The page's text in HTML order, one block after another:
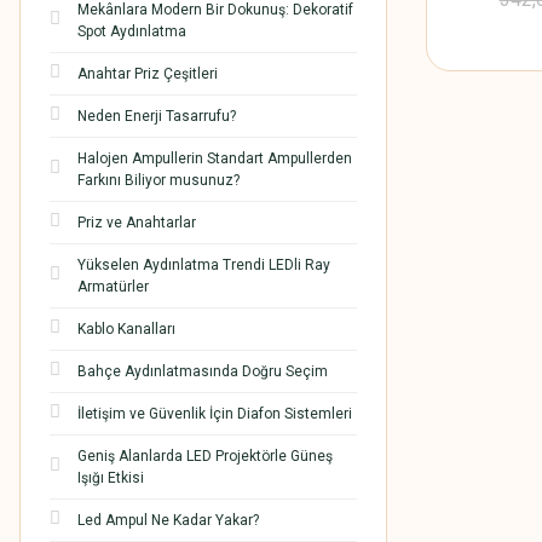
Mekânlara Modern Bir Dokunuş: Dekoratif
Spot Aydınlatma
Anahtar Priz Çeşitleri
Neden Enerji Tasarrufu?
Halojen Ampullerin Standart Ampullerden
Farkını Biliyor musunuz?
Priz ve Anahtarlar
Yükselen Aydınlatma Trendi LEDli Ray
Armatürler
Kablo Kanalları
Bahçe Aydınlatmasında Doğru Seçim
İletişim ve Güvenlik İçin Diafon Sistemleri
Geniş Alanlarda LED Projektörle Güneş
Işığı Etkisi
Led Ampul Ne Kadar Yakar?